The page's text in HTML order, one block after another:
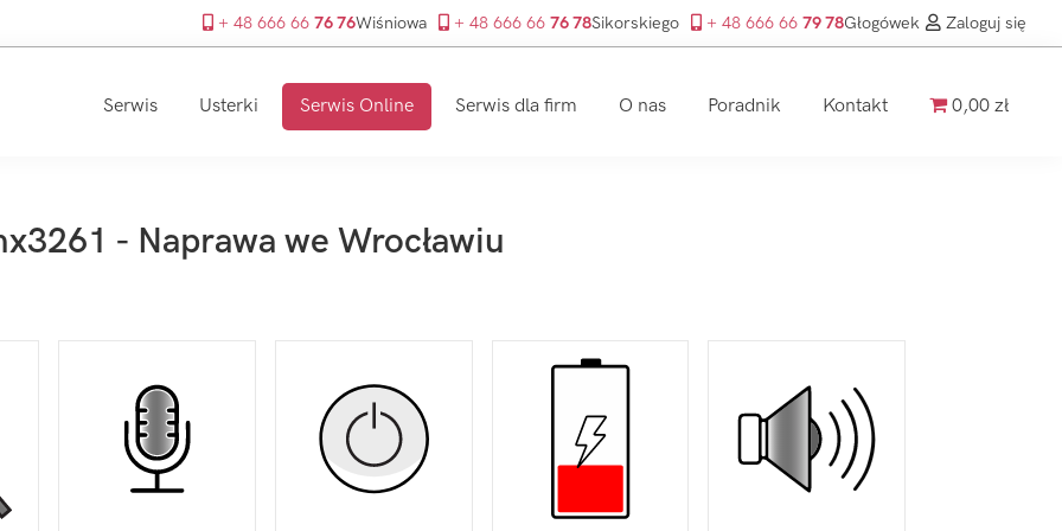
+ 48 666 66 76 76Wiśniowa + 48 666 66 76 78Sikorskiego + 48 666 66 79 78Głogówek Zaloguj się
Serwis Usterki Serwis Online Serwis dla firm O nas Poradnik Kontakt 0,00 zł
- Naprawa we Wrocławiu